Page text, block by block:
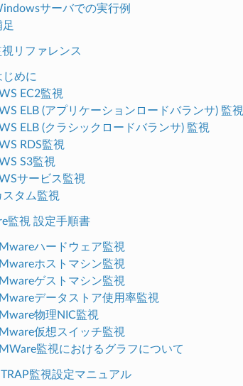
サーバでの実行例
足
リファレンス
じめに
EC2監視
ELB (アプリケーションロードバランサ) 監視
ELB (クラシックロードバランサ) 監視
RDS監視
S3監視
サービス監視
スタム監視
監視 設定手順書
ハードウェア監視
ホストマシン監視
ゲストマシン監視
データストア使用率監視
物理NIC監視
仮想スイッチ監視
監視におけるグラフについて
監視設定マニュアル